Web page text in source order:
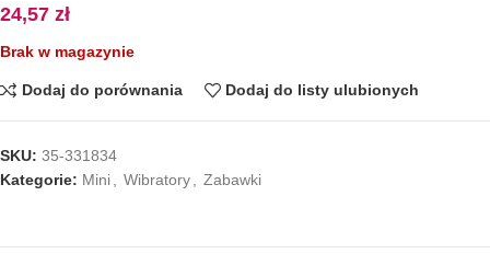
24,57 zł
Brak w magazynie
Dodaj do porównania Dodaj do listy ulubionych
SKU: 35-331834
Kategorie: Mini Wibratory Zabawki